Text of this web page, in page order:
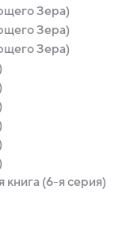
Зера)
Зера)
Зера)
книга (6-я серия)